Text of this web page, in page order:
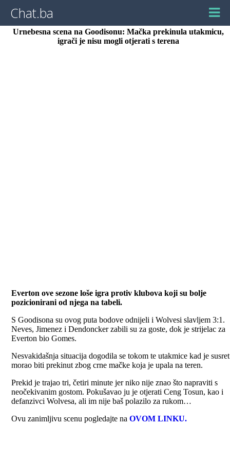
Chat.ba
Urnebesna scena na Goodisonu: Mačka prekinula utakmicu,
igrači je nisu mogli otjerati s terena
Everton ove sezone loše igra protiv klubova koji su bolje
pozicionirani od njega na tabeli.
S Goodisona su ovog puta bodove odnijeli i Wolvesi slavljem 3:1.
Neves, Jimenez i Dendoncker zabili su za goste, dok je strijelac za
Everton bio Gomes.
Nesvakidašnja situacija dogodila se tokom te utakmice kad je susret
morao biti prekinut zbog crne mačke koja je upala na teren.
Prekid je trajao tri, četiri minute jer niko nije znao što napraviti s
neočekivanim gostom. Pokušavao ju je otjerati Ceng Tosun, kao i
defanzivci Wolvesa, ali im nije baš polazilo za rukom…
Ovu zanimljivu scenu pogledajte na OVOM LINKU.